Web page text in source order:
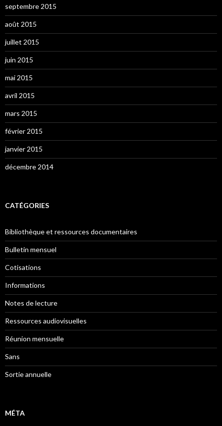
septembre 2015
août 2015
juillet 2015
juin 2015
mai 2015
avril 2015
mars 2015
février 2015
janvier 2015
décembre 2014
CATÉGORIES
Bibliothèque et ressources documentaires
Bulletin mensuel
Cotisations
Informations
Notes de lecture
Ressources audiovisuelles
Réunion mensuelle
Sans
Sortie annuelle
MÉTA